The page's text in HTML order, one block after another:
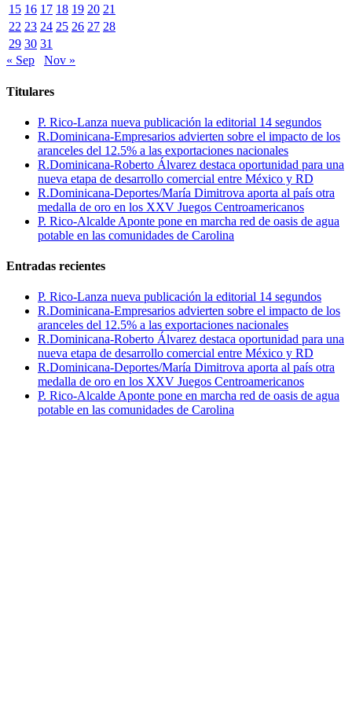
15 16 17 18 19 20 21
22 23 24 25 26 27 28
29 30 31
« Sep
Nov »
Titulares
P. Rico-Lanza nueva publicación la editorial 14 segundos
R.Dominicana-Empresarios advierten sobre el impacto de los
aranceles del 12.5% a las exportaciones nacionales
R.Dominicana-Roberto Álvarez destaca oportunidad para una
nueva etapa de desarrollo comercial entre México y RD
R.Dominicana-Deportes/María Dimitrova aporta al país otra
medalla de oro en los XXV Juegos Centroamericanos
P. Rico-Alcalde Aponte pone en marcha red de oasis de agua
potable en las comunidades de Carolina
Entradas recientes
P. Rico-Lanza nueva publicación la editorial 14 segundos
R.Dominicana-Empresarios advierten sobre el impacto de los
aranceles del 12.5% a las exportaciones nacionales
R.Dominicana-Roberto Álvarez destaca oportunidad para una
nueva etapa de desarrollo comercial entre México y RD
R.Dominicana-Deportes/María Dimitrova aporta al país otra
medalla de oro en los XXV Juegos Centroamericanos
P. Rico-Alcalde Aponte pone en marcha red de oasis de agua
potable en las comunidades de Carolina